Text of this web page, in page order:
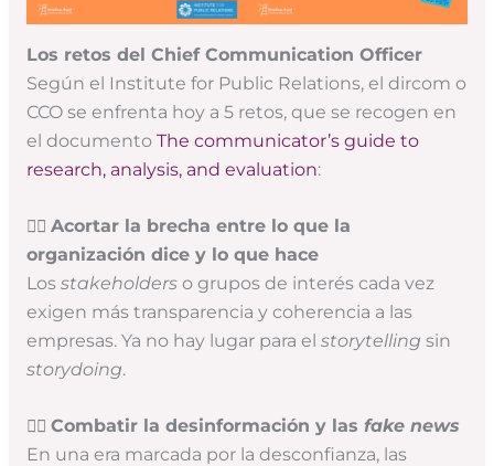
Los retos del Chief Communication Officer
Según el Institute for Public Relations, el dircom o
CCO se enfrenta hoy a 5 retos, que se recogen en
el documento The communicator’s guide to
research, analysis, and evaluation:
👉🏻 Acortar la brecha entre lo que la
organización dice y lo que hace
Los stakeholderso grupos de interés cada vez
exigen más transparencia y coherencia a las
empresas. Ya no hay lugar para el storytelling sin
storydoing.
👉🏻 Combatir la desinformación y las fake news
En una era marcada por la desconfianza, las